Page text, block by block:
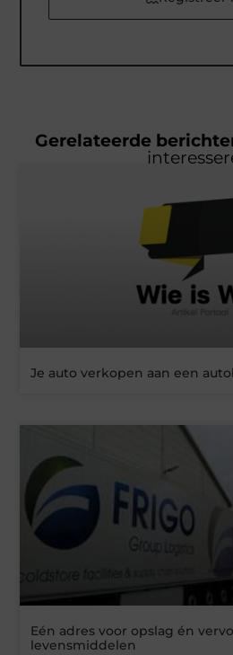
Gerelateerde
Je auto verkopen aan een
Eén adres voor opslag én
levensmiddelen